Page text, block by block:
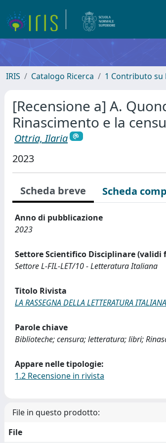
IRIS Catalogo Ricerca 1 Contributo su
[Recensione a] A.
Rinascimento e la
Ottria, Ilaria
2023
Scheda breve Scheda
Anno di pubblicazione
2023
Settore Scientifico Disciplinare (validi
Settore L-FIL-LET/10 - Letteratura Italiana
Titolo Rivista
LA RASSEGNA DELLA LETTERATURA ITALIANA
Parole chiave
Biblioteche; censura; letteratura; libri;
Appare nelle tipologie:
1.2 Recensione in rivista
File in questo prodotto:
File